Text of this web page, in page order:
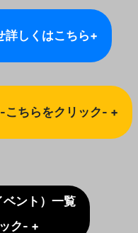
詳しくはこちら+
こちらをクリック- +
ベント）一覧
ク- +